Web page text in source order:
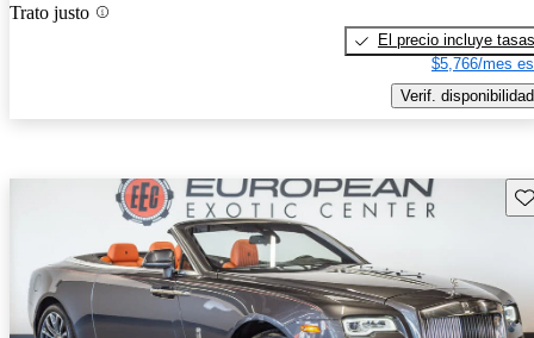
Trato justo
El precio incluye tasas
$5,766/mes
Verif. disponibilidad